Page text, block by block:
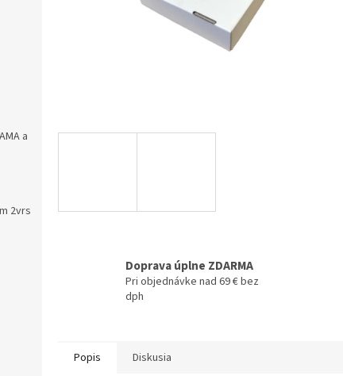
a
2vrs
Doprava úplne ZDARMA
Pri objednávke nad 69 € bez
dph
Popis Diskusia